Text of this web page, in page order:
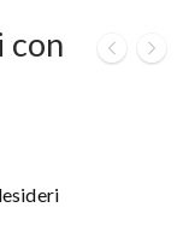
con